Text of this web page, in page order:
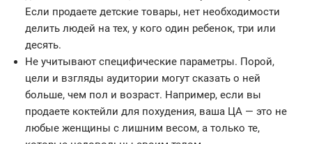
Если продаете детские товары, нет необходимости
делить людей на тех, у кого один ребенок, три или
десять.
Не учитывают специфические параметры. Порой,
цели и взгляды аудитории могут сказать о ней
больше, чем пол и возраст. Например, если вы
продаете коктейли для похудения, ваша ЦА — это не
любые женщины с лишним весом, а только те,